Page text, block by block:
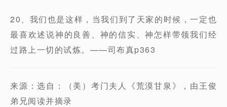
20、我们也是这样，当我们到了天家的时候，一定也
最喜欢述说神的良善、神的信实、神怎样带领我们经
过路上一切的试炼。——司布真p363
来源：选自：（美）考门夫人《荒漠甘泉》，由王俊
弟兄阅读并摘录